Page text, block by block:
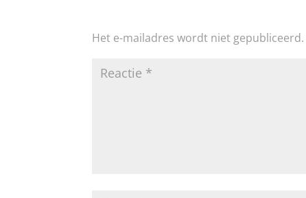
Het e-mailadres wordt niet gepubliceerd.